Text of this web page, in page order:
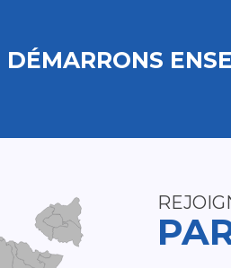
DÉMARRONS